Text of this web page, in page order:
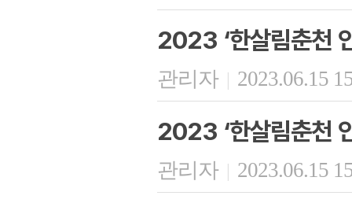
2023 ‘한살림춘천
관리자 | 2023.06.15
2023 ‘한살림춘천
관리자 | 2023.06.15